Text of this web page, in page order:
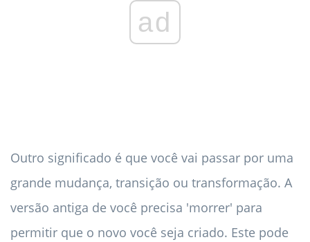
ad
Outro significado é que você vai passar por uma
grande mudança, transição ou transformação. A
versão antiga de você precisa 'morrer' para
permitir que o novo você seja criado. Este pode